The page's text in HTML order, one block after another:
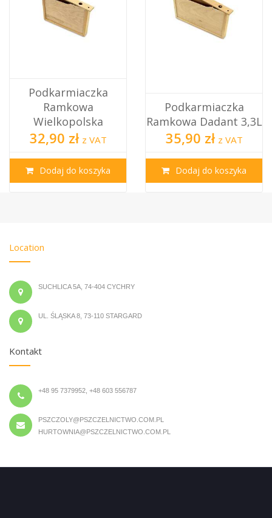
Podkarmiaczka
Ramkowa
Wielkopolska
32,90 zł z VAT
Dodaj do koszyka
Podkarmiaczka
Ramkowa Dadant 3,3L
35,90 zł z VAT
Dodaj do koszyka
Location
SUCHLICA 5A, 74-404 CYCHRY
UL. ŚLĄSKA 8, 73-110 STARGARD
Kontakt
+48 95 7379952, +48 603 556787
PSZCZOLY@PSZCZELNICTWO.COM.PL
HURTOWNIA@PSZCZELNICTWO.COM.PL